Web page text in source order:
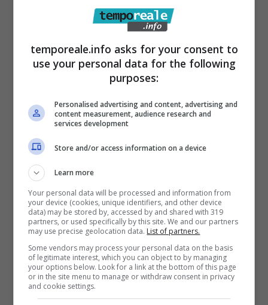
Articoli recentiCome Fermare i Download
Automatici di Modelli AI da
temporeale.info asks for your consent to
use your personal data for the following
purposes:
Personalised advertising and content, advertising and
content measurement, audience research and
services development
Store and/or access information on a device
Learn more
Your personal data will be processed and information from
your device (cookies, unique identifiers, and other device
data) may be stored by, accessed by and shared with 319
partners, or used specifically by this site. We and our partners
may use precise geolocation data. List of partners.
Some vendors may process your personal data on the basis
of legitimate interest, which you can object to by managing
your options below. Look for a link at the bottom of this page
or in the site menu to manage or withdraw consent in privacy
and cookie settings.